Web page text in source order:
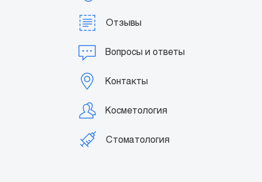
Отзывы
Вопросы и ответы
Контакты
Косметология
Стоматология